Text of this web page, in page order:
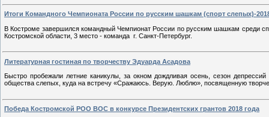
Итоги Командного Чемпионата России по русским шашкам (спорт слепых)-
В Костроме завершился командный Чемпионат России по русским шашкам среди
Костромской области, 3 место - команда г. Санкт-Петербург.
Литературная гостиная по творчеству Эдуарда Асадова
Быстро пробежали летние каникулы, за окном дождливая осень, сезон
общества слепых, куда на встречу «Сражаюсь. Верую. Люблю», посвященную
Победа Костромской РОО ВОС в конкурсе Президентских грантов 2018 года